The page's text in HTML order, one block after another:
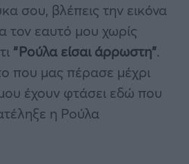
σου, βλέπεις την εικόνα
τον εαυτό μου χωρίς
“Ρούλα είσαι άρρωστη”.
που μας πέρασε μέχρι
έχουν φτάσει εδώ που
η Ρούλα